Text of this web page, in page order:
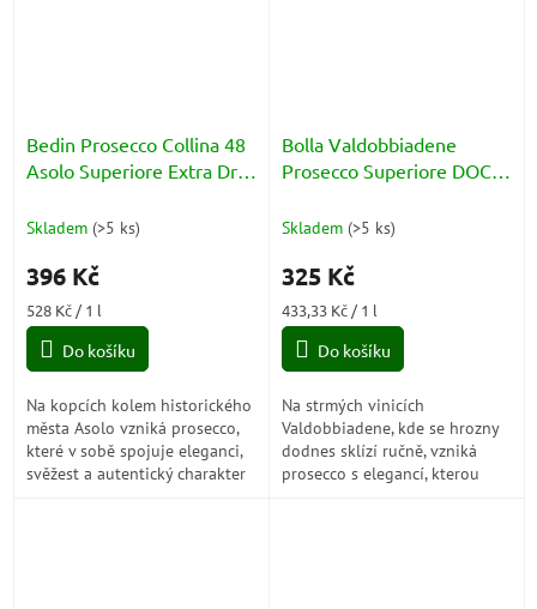
Bedin Prosecco Collina 48
Asolo Superiore Extra Dry
Skladem (>5 ks)
396 Kč
Měrná
cena:
528 Kč / 1 l
Do košíku
Na kopcích kolem historického
města Asolo vzniká prosecco,
které v sobě spojuje eleganci,
svěžest a autentický charakter
Bolla Valdobbiadene
Prosecco Superiore DOCG
Skladem (>5 ks)
325 Kč
Měrná
cena:
433,33 Kč / 1 l
Do košíku
Na strmých vinicích
Valdobbiadene, kde se hrozny
dodnes sklízí ručně, vzniká
prosecco s elegancí, kterou